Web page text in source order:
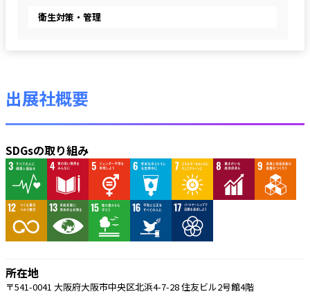
衛生対策・管理
出展社概要
SDGsの取り組み
所在地
〒541-0041 大阪府大阪市中央区北浜4-7-28 住友ビル2号館4階